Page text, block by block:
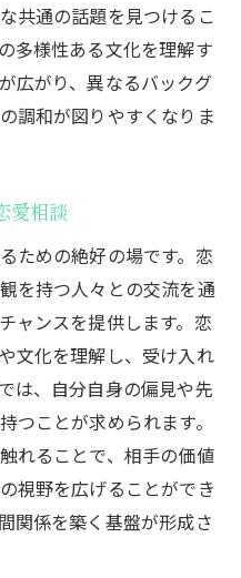
共通の話題を見つけるこ
多様性ある文化を理解す
広がり、異なるバックグ
調和が図りやすくなりま
愛相談
ための絶好の場です。恋
を持つ人々との交流を通
ャンスを提供します。恋
文化を理解し、受け入れ
は、自分自身の偏見や先
つことが求められます。
れることで、相手の価値
視野を広げることができ
関係を築く基盤が形成さ